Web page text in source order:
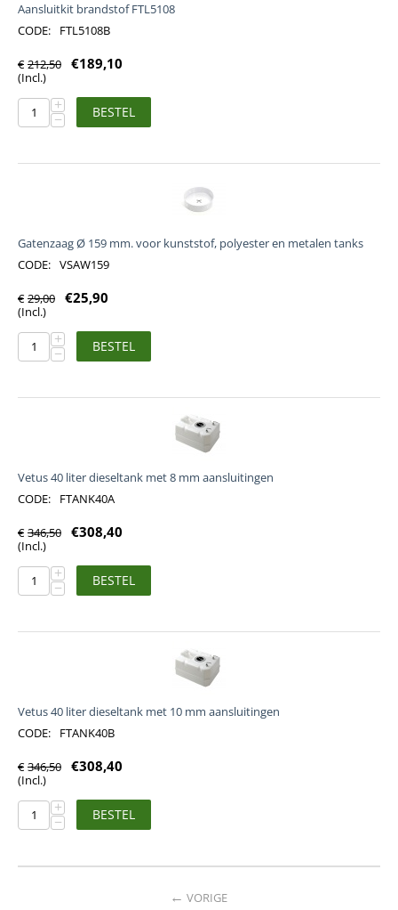
Aansluitkit brandstof FTL5108
CODE:
FTL5108B
€ 212,50 €189,10
(Incl.)
+
− BESTEL
Gatenzaag Ø 159 mm. voor kunststof, polyester en metalen tanks
CODE: VSAW159
€ 29,00 €25,90
(Incl.)
+
− BESTEL
Vetus 40 liter dieseltank met 8 mm aansluitingen
CODE:
FTANK40A
€ 346,50 €308,40
(Incl.)
+
− BESTEL
Vetus 40 liter dieseltank met 10 mm aansluitingen
CODE:
FTANK40B
€ 346,50 €308,40
(Incl.)
+
− BESTEL
VORIGE